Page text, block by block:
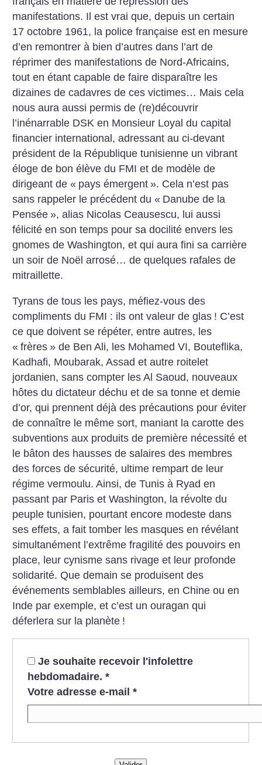
manifestations. Il est vrai que, depuis un certain
17 octobre 1961, la police française est en mesure
d’en remontrer à bien d’autres dans l’art de
réprimer des manifestations de Nord-Africains,
tout en étant capable de faire disparaître les
dizaines de cadavres de ces victimes… Mais cela
nous aura aussi permis de (re)découvrir
l’inénarrable DSK en Monsieur Loyal du capital
financier international, adressant au ci-devant
président de la République tunisienne un vibrant
éloge de bon élève du FMI et de modèle de
dirigeant de « pays émergent ». Cela n’est pas
sans rappeler le précédent du « Danube de la
Pensée », alias Nicolas Ceausescu, lui aussi
félicité en son temps pour sa docilité envers les
gnomes de Washington, et qui aura fini sa carrière
un soir de Noël arrosé… de quelques rafales de
mitraillette.
Tyrans de tous les pays, méfiez-vous des
compliments du FMI : ils ont valeur de glas ! C’est
ce que doivent se répéter, entre autres, les
« frères » de Ben Ali, les Mohamed VI, Bouteflika,
Kadhafi, Moubarak, Assad et autre roitelet
jordanien, sans compter les Al Saoud, nouveaux
hôtes du dictateur déchu et de sa tonne et demie
d’or, qui prennent déjà des précautions pour éviter
de connaître le même sort, maniant la carotte des
subventions aux produits de première nécessité et
le bâton des hausses de salaires des membres
des forces de sécurité, ultime rempart de leur
régime vermoulu. Ainsi, de Tunis à Ryad en
passant par Paris et Washington, la révolte du
peuple tunisien, pourtant encore modeste dans
ses effets, a fait tomber les masques en révélant
simultanément l’extrême fragilité des pouvoirs en
place, leur cynisme sans rivage et leur profonde
solidarité. Que demain se produisent des
événements semblables ailleurs, en Chine ou en
Inde par exemple, et c’est un ouragan qui
déferlera sur la planète !
Je souhaite recevoir l'infolettre
hebdomadaire. *
Votre adresse e-mail *